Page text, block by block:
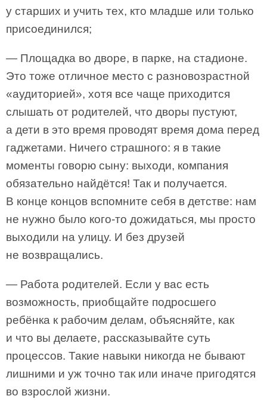
у старших и учить тех, кто младше или только
присоединился;
— Площадка во дворе, в парке, на стадионе.
Это тоже отличное место с разновозрастной
«аудиторией», хотя все чаще приходится
слышать от родителей, что дворы пустуют,
а дети в это время проводят время дома перед
гаджетами. Ничего страшного: я в такие
моменты говорю сыну: выходи, компания
обязательно найдётся! Так и получается.
В конце концов вспомните себя в детстве: нам
не нужно было кого-то дожидаться, мы просто
выходили на улицу. И без друзей
не возвращались.
— Работа родителей. Если у вас есть
возможность, приобщайте подросшего
ребёнка к рабочим делам, объясняйте, как
и что вы делаете, рассказывайте суть
процессов. Такие навыки никогда не бывают
лишними и уж точно так или иначе пригодятся
во взрослой жизни.